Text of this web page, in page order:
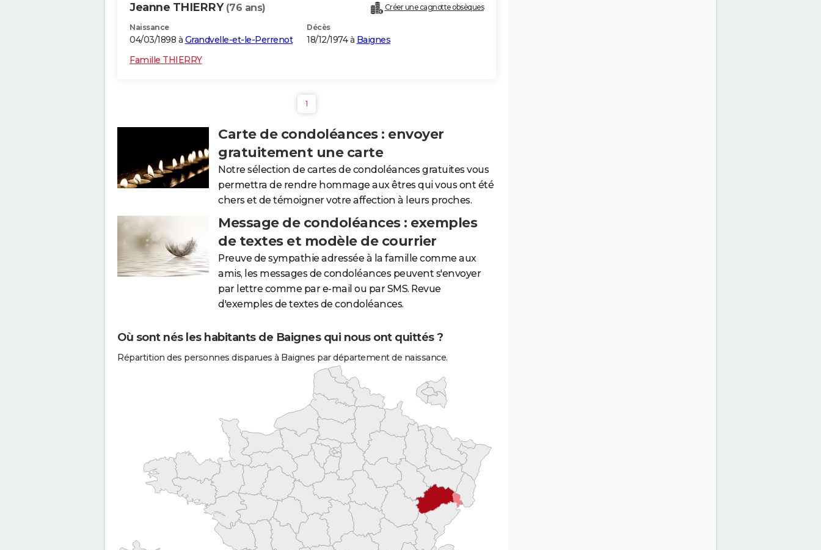
Jeanne THIERRY (76 ans) Créer une cagnotte obsèques
Naissance
04/03/1898 à Grandvelle-et-le-Perrenot
Décès
18/12/1974 à Baignes
Famille THIERRY
1
Carte de condoléances : envoyer
gratuitement une carte
Notre sélection de cartes de condoléances gratuites vous
permettra de rendre hommage aux êtres qui vous ont été
chers et de témoigner votre affection à leurs proches.
Message de condoléances : exemples
de textes et modèle de courrier
Preuve de sympathie adressée à la famille comme aux
amis, les messages de condoléances peuvent s'envoyer
par lettre comme par e-mail ou par SMS. Revue
d'exemples de textes de condoléances.
Où sont nés les habitants de Baignes qui nous ont quittés ?
Répartition des personnes disparues à Baignes par département de naissance.